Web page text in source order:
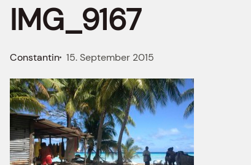
IMG_9167
Constantin 15. September 2015